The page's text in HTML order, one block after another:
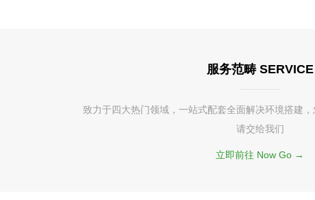
服务范畴 SERVICE
致力于四大热门领域，一站式配套全面解决环境搭建
请交给我们
立即前往 Now Go →